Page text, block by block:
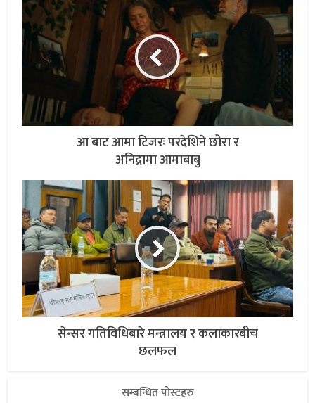
आ बाट आमा टिजरः परदेशिने छोरा र
अनिद्रामा आमाबाबु
सेन्सर गतिविधिबारे मन्त्रालय र कलाकारबीच
छलफल
सम्बन्धित पोस्टहरु